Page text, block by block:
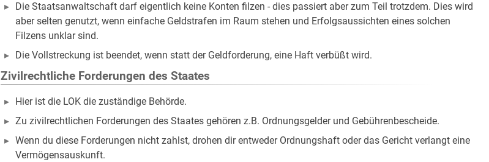
Die Staatsanwaltschaft darf eigentlich keine Konten filzen - dies passiert aber zum Teil trotzdem. Dies wird
aber selten genutzt, wenn einfache Geldstrafen im Raum stehen und Erfolgsaussichten eines solchen
Filzens unklar sind.
Die Vollstreckung ist beendet, wenn statt der Geldforderung, eine Haft verbüßt wird.
Zivilrechtliche Forderungen des Staates
Hier ist die LOK die zuständige Behörde.
Zu zivilrechtlichen Forderungen des Staates gehören z.B. Ordnungsgelder und Gebührenbescheide.
Wenn du diese Forderungen nicht zahlst, drohen dir entweder Ordnungshaft oder das Gericht verlangt eine
Vermögensauskunft.